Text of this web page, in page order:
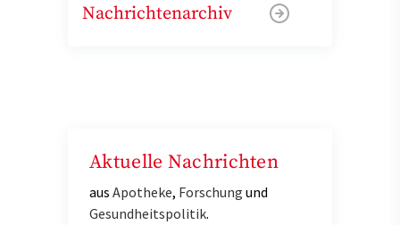
Nachrichtenarchiv
Aktuelle Nachrichten
aus Apotheke, Forschung und
Gesundheitspolitik.